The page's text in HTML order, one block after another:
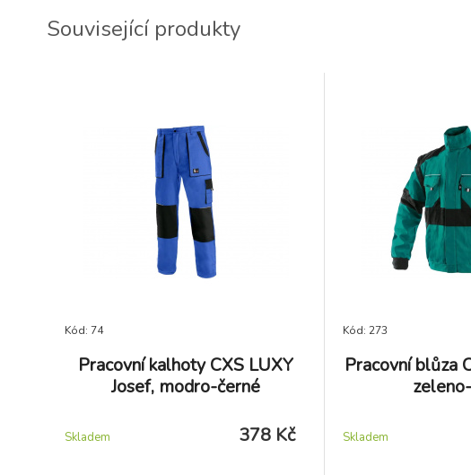
Související produkty
Kód: 74
Pracovní kalhoty CXS LUXY
Josef, modro-černé
Skladem 378 Kč
Kód: 273
Pracovní blůza
Skladem